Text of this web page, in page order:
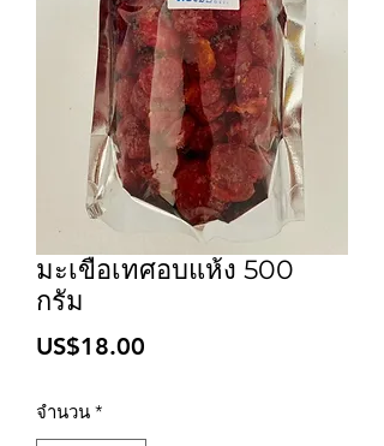
มะเขือเทศอบแห้ง 500
กรัม
US$18.00
จำนวน *